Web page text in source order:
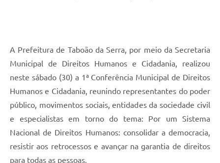
A Prefeitura de Taboão da Serra, por meio da Secretaria
Municipal de Direitos Humanos e Cidadania, realizou
neste sábado (30) a 1ª Conferência Municipal de Direitos
Humanos e Cidadania, reunindo representantes do poder
público, movimentos sociais, entidades da sociedade civil
e especialistas em torno do tema: Por um Sistema
Nacional de Direitos Humanos: consolidar a democracia,
resistir aos retrocessos e avançar na garantia de direitos
para todas as pessoas.